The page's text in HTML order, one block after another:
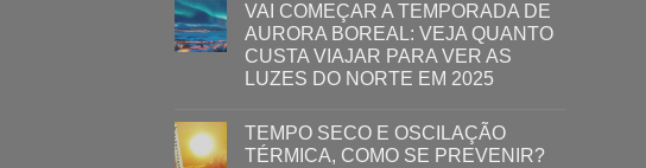
VAI COMEÇAR A TEMPORADA DE
AURORA BOREAL: VEJA QUANTO
CUSTA VIAJAR PARA VER AS
LUZES DO NORTE EM 2025
TEMPO SECO E OSCILAÇÃO
TÉRMICA, COMO SE PREVENIR?